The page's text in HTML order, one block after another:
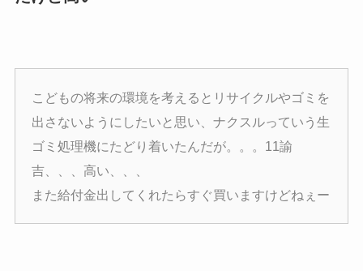
こどもの将来の環境を考えるとリサイクルやゴミを
出さないようにしたいと思い、ナクスルっていう生
ゴミ処理機にたどり着いたんだが。。。11諭
吉、、、高い、、、
また給付金出してくれたらすぐ買いますけどねぇー